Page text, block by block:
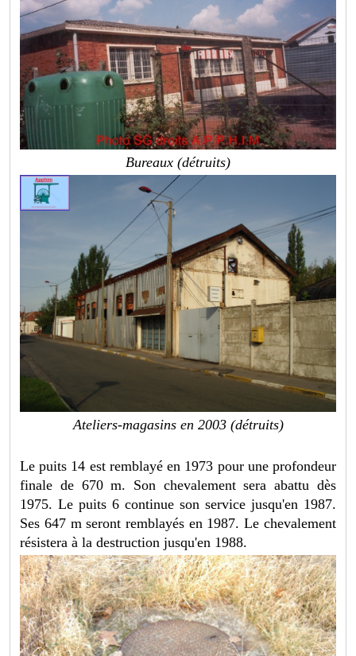
Bureaux (détruits)
Ateliers-magasins en 2003 (détruits)
Le puits 14 est remblayé en 1973 pour une profondeur
finale de 670 m. Son chevalement sera abattu dès
1975. Le puits 6 continue son service jusqu'en 1987.
Ses 647 m seront remblayés en 1987. Le chevalement
résistera à la destruction jusqu'en 1988.